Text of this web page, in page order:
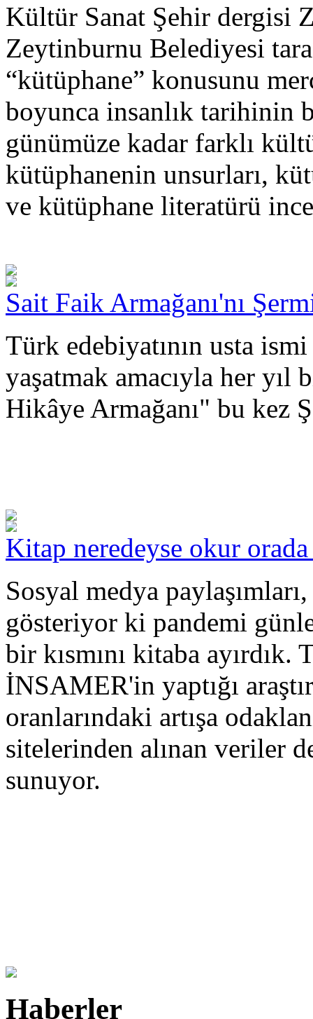
Kültür Sanat Şehir dergisi
Zeytinburnu Belediyesi
“kütüphane” konusunu
boyunca insanlık tarihinin
günümüze kadar farklı
kütüphanenin unsurları,
ve kütüphane literatürü
Sait Faik Armağanı'nı
Türk edebiyatının usta ismi
yaşatmak amacıyla her
Hikâye Armağanı" bu kez
Kitap neredeyse okur
Sosyal medya
gösteriyor ki pandemi
bir kısmını kitaba
İNSAMER'in yaptığı
oranlarındaki artışa
sitelerinden alınan veriler
sunuyor.
Haberler